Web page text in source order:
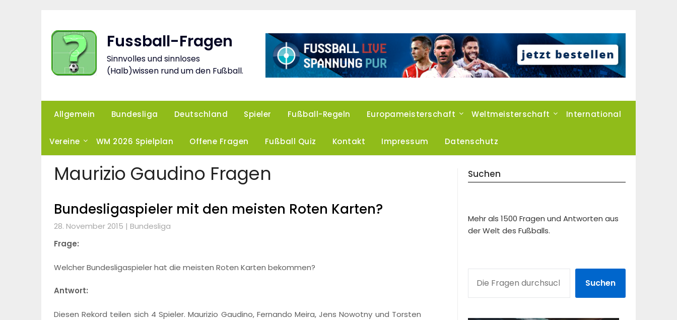
Fussball-Fragen
Sinnvolles und sinnloses
(Halb)wissen rund um den Fußball.
Allgemein Bundesliga Deutschland Spieler Fußball-Regeln Europameisterschaft Weltmeisterschaft International
Vereine WM 2026 Spielplan Offene Fragen Fußball Quiz Kontakt Impressum Datenschutz
Maurizio Gaudino Fragen
Bundesligaspieler mit den meisten Roten Karten?
28. November 2015 | Bundesliga
Frage:
Welcher Bundesligaspieler hat die meisten Roten Karten bekommen?
Antwort:
Diesen Rekord teilen sich 4 Spieler. Maurizio Gaudino, Fernando Meira, Jens Nowotny und Torsten
Suchen
Mehr als 1500 Fragen und Antworten aus
der Welt des Fußballs.
Suchen